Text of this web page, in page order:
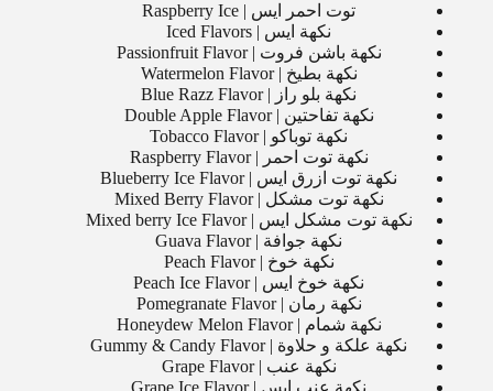
توت احمر ايس | Raspberry Ice
نكهة ايس | Iced Flavors
نكهة باشن فروت | Passionfruit Flavor
نكهة بطيخ | Watermelon Flavor
نكهة بلو راز | Blue Razz Flavor
نكهة تفاحتين | Double Apple Flavor
نكهة توباكو | Tobacco Flavor
نكهة توت احمر | Raspberry Flavor
نكهة توت ازرق ايس | Blueberry Ice Flavor
نكهة توت مشكل | Mixed Berry Flavor
نكهة توت مشكل ايس | Mixed berry Ice Flavor
نكهة جوافة | Guava Flavor
نكهة خوخ | Peach Flavor
نكهة خوخ ايس | Peach Ice Flavor
نكهة رمان | Pomegranate Flavor
نكهة شمام | Honeydew Melon Flavor
نكهة علكة و حلاوة | Gummy & Candy Flavor
نكهة عنب | Grape Flavor